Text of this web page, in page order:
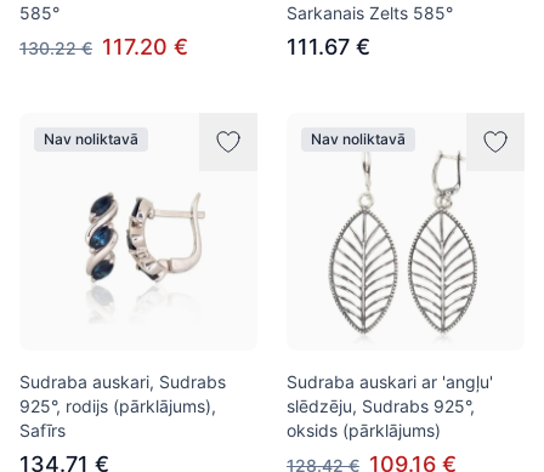
585°
130.22 € 117.20 €
Sarkanais Zelts 585°
111.67 €
Nav noliktavā
Sudraba auskari, Sudrabs
925°, rodijs (pārklājums),
Safīrs
134.71 €
Nav noliktavā
Sudraba auskari ar 'angļu'
slēdzēju, Sudrabs 925°,
oksids (pārklājums)
128.42 € 109.16 €